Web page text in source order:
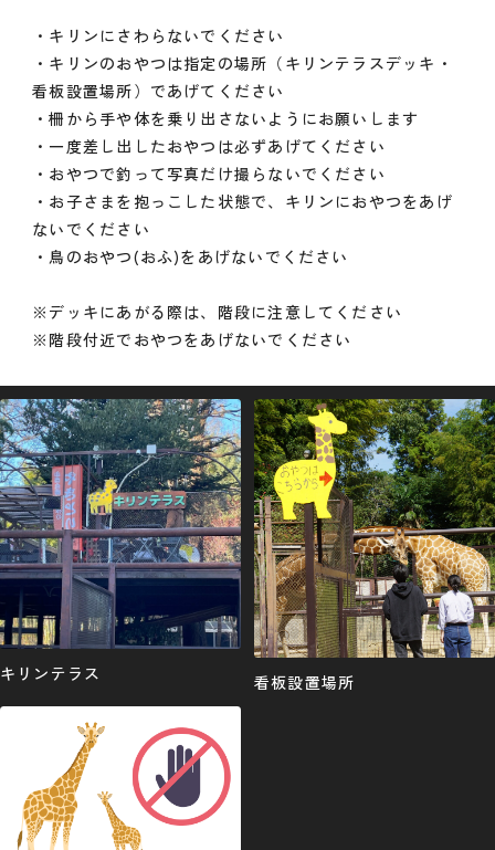
・キリンにさわらないでください
・キリンのおやつは指定の場所（キリンテラスデッキ・
看板設置場所）であげてください
・柵から手や体を乗り出さないようにお願いします
・一度差し出したおやつは必ずあげてください
・おやつで釣って写真だけ撮らないでください
・お子さまを抱っこした状態で、キリンにおやつをあげ
ないでください
・鳥のおやつ(おふ)をあげないでください
※デッキにあがる際は、階段に注意してください
※階段付近でおやつをあげないでください
キリンテラス 看板設置場所